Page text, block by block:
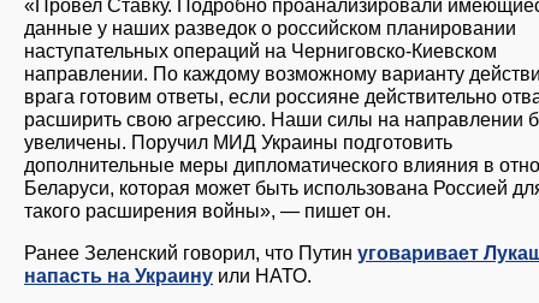
«Провел Ставку. Подробно проанализировали
данные у наших разведок о российском планировании
наступательных операций на Черниговско-Киевском
направлении. По каждому возможному варианту
врага готовим ответы, если россияне действительно
расширить свою агрессию. Наши силы на направлении
увеличены. Поручил МИД Украины подготовить
дополнительные меры дипломатического влияния в
Беларуси, которая может быть использована Россией
такого расширения войны», — пишет он.
Ранее Зеленский говорил, что Путин уговаривает
напасть на Украину или НАТО.